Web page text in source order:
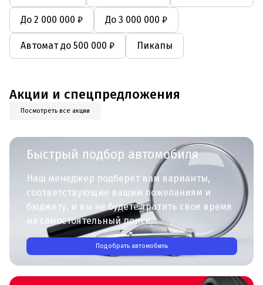
До 2 000 000 ₽ До 3 000 000 ₽
Автомат до 500 000 ₽ Пикапы
Акции и спецпредложения
Посмотреть все акции
Быстрый подбор автомобиля
Наш менеджер подберет вам варианты,
соответствующие вашим пожеланиям и
бюджету, и вы не будете тратить свое время
на самостоятельный поиск
Подобрать автомобиль